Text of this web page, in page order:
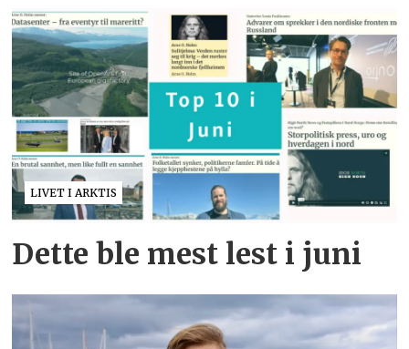
LIVET I ARKTIS
Dette ble mest lest i juni